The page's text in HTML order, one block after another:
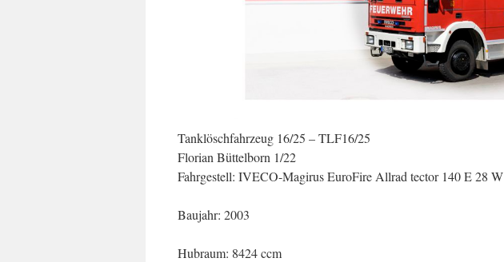
Tanklöschfahrzeug 16/25 – TLF16/25
Florian Büttelborn 1/22
Fahrgestell: IVECO-Magirus EuroFire Allrad tector 140 E 28 W
Baujahr: 2003
Hubraum: 8424 ccm